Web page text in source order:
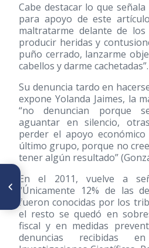
Cabe destacar lo que
para apoyo de este
maltratarme delante de
producir heridas y
puño cerrado, lanzarme
cabellos y darme cachetadas”.
Su denuncia tardo en
expone Yolanda Jaimes, la
“no denuncian porque
aguantar en silencio,
perder el apoyo
último grupo, porque no
tener algún resultado”
En el 2011, vuelve a
“Únicamente 12% de las
fueron conocidas por los
el resto se quedó en
fiscal y en medidas
denuncias recibidas
ARTÍCULO ANTERIOR
Violencia con Uniforme
Escolar. La Mirada de los
Expertos